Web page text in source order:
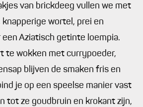
van brickdeeg vullen we met
wortel, prei en
Aziatisch getinte loempia.
te wokken met currypoeder,
blijven de smaken fris en
je op een speelse manier vast
tot ze goudbruin en krokant zijn,